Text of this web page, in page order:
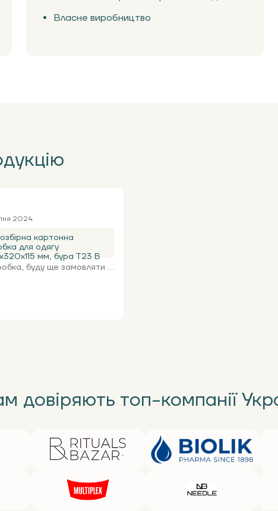
Власне виробництво
2024
картонна
для одягу
мм, бура Т23 В
буду ще замовляти ...
довіряють топ-компанії